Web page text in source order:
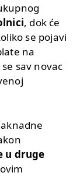
, dok će
se pojavi
na
sav novac
u druge